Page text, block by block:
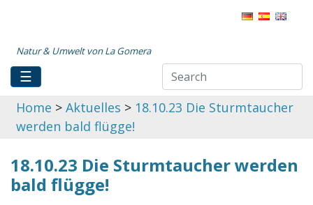
Natur & Umwelt von La Gomera
☰
Home > Aktuelles > 18.10.23 Die Sturmtaucher
werden bald flügge!
18.10.23 Die Sturmtaucher werden
bald flügge!